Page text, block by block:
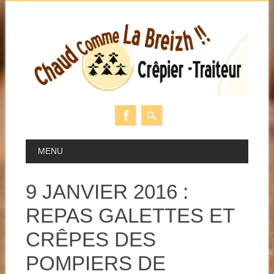
MAIN MENU
MENU
9 JANVIER 2016 :
REPAS GALETTES ET
CRÊPES DES
POMPIERS DE